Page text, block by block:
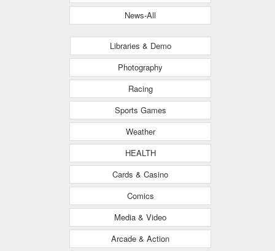
News-All
Libraries & Demo
Photography
Racing
Sports Games
Weather
HEALTH
Cards & Casino
Comics
Media & Video
Arcade & Action